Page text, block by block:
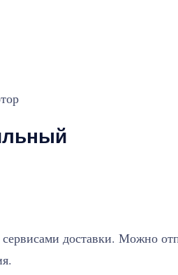
доставки. Можно